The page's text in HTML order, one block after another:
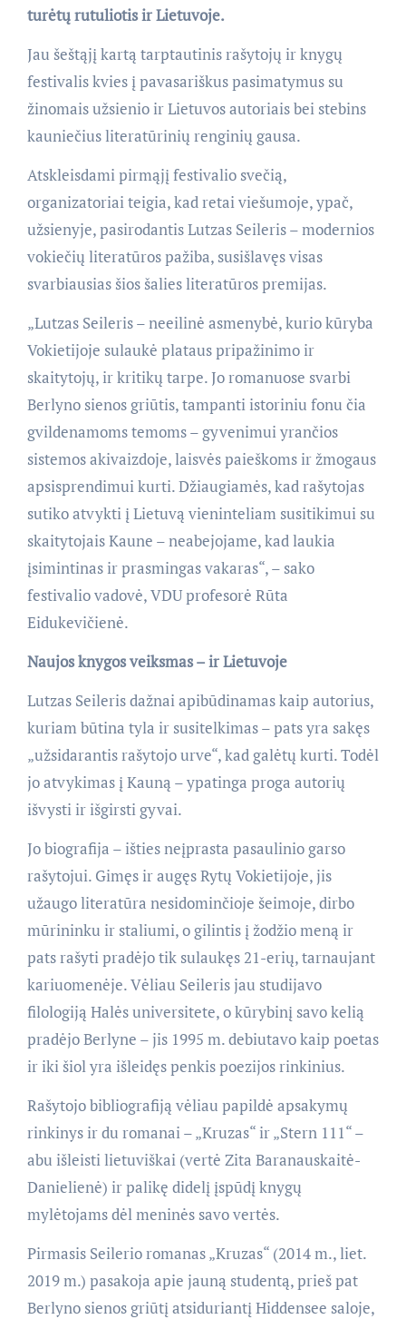
turėtų rutuliotis ir Lietuvoje.
Jau šeštąjį kartą tarptautinis rašytojų ir knygų
festivalis kvies į pavasariškus pasimatymus su
žinomais užsienio ir Lietuvos autoriais bei stebins
kauniečius literatūrinių renginių gausa.
Atskleisdami pirmąjį festivalio svečią,
organizatoriai teigia, kad retai viešumoje, ypač,
užsienyje, pasirodantis Lutzas Seileris – modernios
vokiečių literatūros pažiba, susišlavęs visas
svarbiausias šios šalies literatūros premijas.
„Lutzas Seileris – neeilinė asmenybė, kurio kūryba
Vokietijoje sulaukė plataus pripažinimo ir
skaitytojų, ir kritikų tarpe. Jo romanuose svarbi
Berlyno sienos griūtis, tampanti istoriniu fonu čia
gvildenamoms temoms – gyvenimui yrančios
sistemos akivaizdoje, laisvės paieškoms ir žmogaus
apsisprendimui kurti. Džiaugiamės, kad rašytojas
sutiko atvykti į Lietuvą vieninteliam susitikimui su
skaitytojais Kaune – neabejojame, kad laukia
įsimintinas ir prasmingas vakaras“, – sako
festivalio vadovė, VDU profesorė Rūta
Eidukevičienė.
Naujos knygos veiksmas – ir Lietuvoje
Lutzas Seileris dažnai apibūdinamas kaip autorius,
kuriam būtina tyla ir susitelkimas – pats yra sakęs
„užsidarantis rašytojo urve“, kad galėtų kurti. Todėl
jo atvykimas į Kauną – ypatinga proga autorių
išvysti ir išgirsti gyvai.
Jo biografija – išties neįprasta pasaulinio garso
rašytojui. Gimęs ir augęs Rytų Vokietijoje, jis
užaugo literatūra nesidominčioje šeimoje, dirbo
mūrininku ir staliumi, o gilintis į žodžio meną ir
pats rašyti pradėjo tik sulaukęs 21-erių, tarnaujant
kariuomenėje. Vėliau Seileris jau studijavo
filologiją Halės universitete, o kūrybinį savo kelią
pradėjo Berlyne – jis 1995 m. debiutavo kaip poetas
ir iki šiol yra išleidęs penkis poezijos rinkinius.
Rašytojo bibliografiją vėliau papildė apsakymų
rinkinys ir du romanai – „Kruzas“ ir „Stern 111“ –
abu išleisti lietuviškai (vertė Zita Baranauskaitė-
Danielienė) ir palikę didelį įspūdį knygų
mylėtojams dėl meninės savo vertės.
Pirmasis Seilerio romanas „Kruzas“ (2014 m., liet.
2019 m.) pasakoja apie jauną studentą, prieš pat
Berlyno sienos griūtį atsiduriantį Hiddensee saloje,